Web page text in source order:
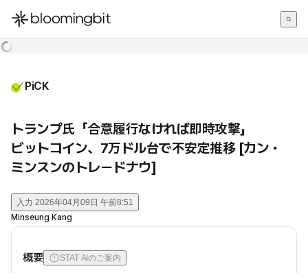
한국어
PiCK
トランプ氏「合意履行なければ即時攻撃」
ビットコイン、7万ドル台で不安定推移 [カン・
ミンスンのトレードナウ]
入力 2026年04月09日 午前8:51
Minseung Kang
概要 STAT AIのご案内